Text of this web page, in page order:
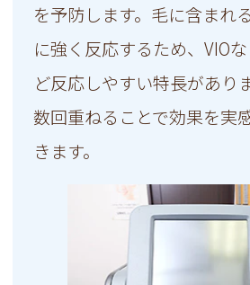
を予防します。毛に含まれ
に強く反応するため、VIO
ど反応しやすい特長があり
数回重ねることで効果を実
きます。